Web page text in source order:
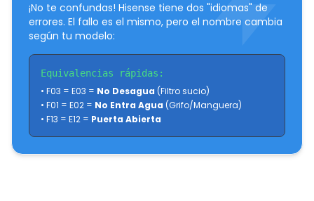
¡No te confundas! Hisense tiene dos "idiomas" de
errores. El fallo es el mismo, pero el nombre cambia
según tu modelo:
Equivalencias rápidas:
• F03 = E03 = No Desagua (Filtro sucio)
• F01 = E02 = No Entra Agua (Grifo/Manguera)
• F13 = E12 = Puerta Abierta